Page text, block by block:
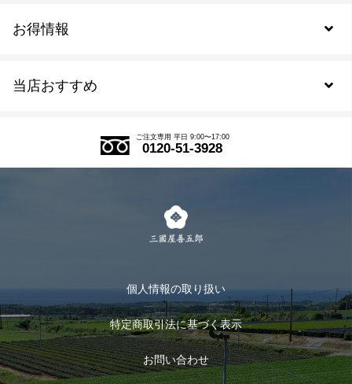
当店おすすめ
式部の香りシリーズ
お茶のギフト
おすすめのお茶
お茶に合うスイーツ
お得情報
会員規約について
ログイン
ログアウト
ご注文専用 平日 9:00〜17:00
0120-51-3928
個人情報の取り扱い
特定商取引法に基づく表示
お問い合わせ